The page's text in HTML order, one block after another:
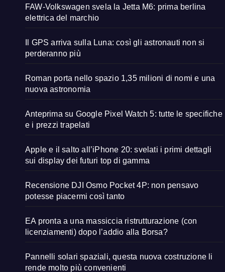
FAW-Volkswagen svela la Jetta M6: prima berlina
elettrica del marchio
Il GPS arriva sulla Luna: così gli astronauti non si
perderanno più
Roman porta nello spazio 1,35 milioni di nomi e una
nuova astronomia
Anteprima su Google Pixel Watch 5: tutte le specifiche
e i prezzi trapelati
Apple e il salto all’iPhone 20: svelati i primi dettagli
sui display dei futuri top di gamma
Recensione DJI Osmo Pocket 4P: non pensavo
potesse piacermi così tanto
EA pronta a una massiccia ristrutturazione (con
licenziamenti) dopo l’addio alla Borsa?
Pannelli solari spaziali, questa nuova costruzione li
rende molto più convenienti